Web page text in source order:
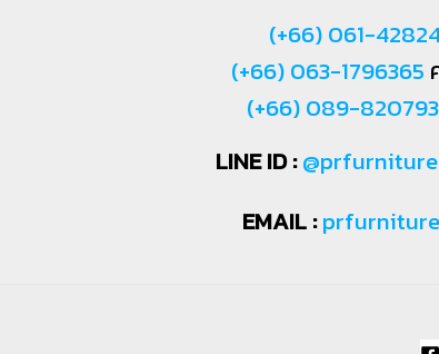
(+66) 061-
(+66) 063-1796365
(+66) 089-
LINE ID :
EMAIL :